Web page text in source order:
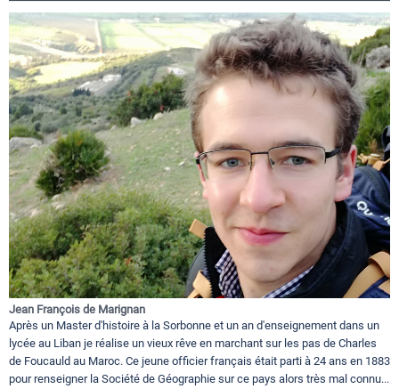
Jean François de Marignan
Après un Master d'histoire à la Sorbonne et un an d'enseignement dans un
lycée au Liban je réalise un vieux rêve en marchant sur les pas de Charles
de Foucauld au Maroc. Ce jeune officier français était parti à 24 ans en 1883
pour renseigner la Société de Géographie sur ce pays alors très mal connu...